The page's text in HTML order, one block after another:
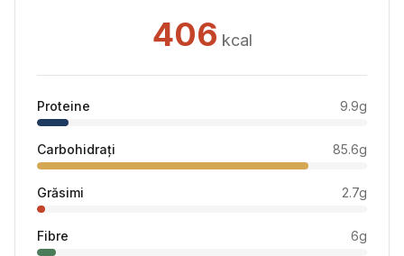
406 kcal
Proteine 9.9g
Carbohidrați 85.6g
Grăsimi 2.7g
Fibre 6g